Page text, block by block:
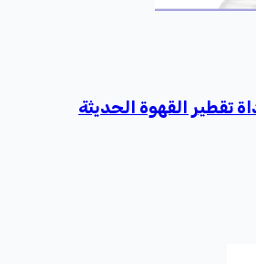
تقطير القهوة الحديثة